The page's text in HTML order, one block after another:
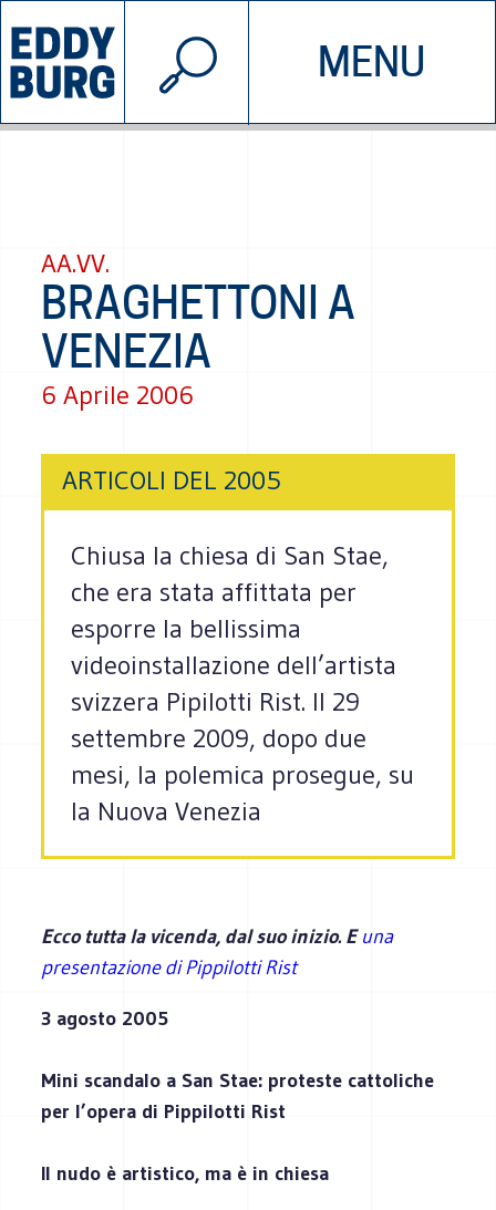
MENU
INIZIATIVE CHI SIAMO
© 2026 EDDYBURG
AA.VV.
BRAGHETTONI A
VENEZIA
6 Aprile 2006
ARTICOLI DEL 2005
Chiusa la chiesa di San Stae,
che era stata affittata per
esporre la bellissima
videoinstallazione dell’artista
svizzera Pipilotti Rist. Il 29
settembre 2009, dopo due
mesi, la polemica prosegue, su
la Nuova Venezia
Ecco tutta la vicenda, dal suo inizio. Euna
presentazione di Pippilotti Rist
3 agosto 2005
Mini scandalo a San Stae: proteste cattoliche
per l’opera di Pippilotti Rist
Il nudo è artistico, ma è in chiesa